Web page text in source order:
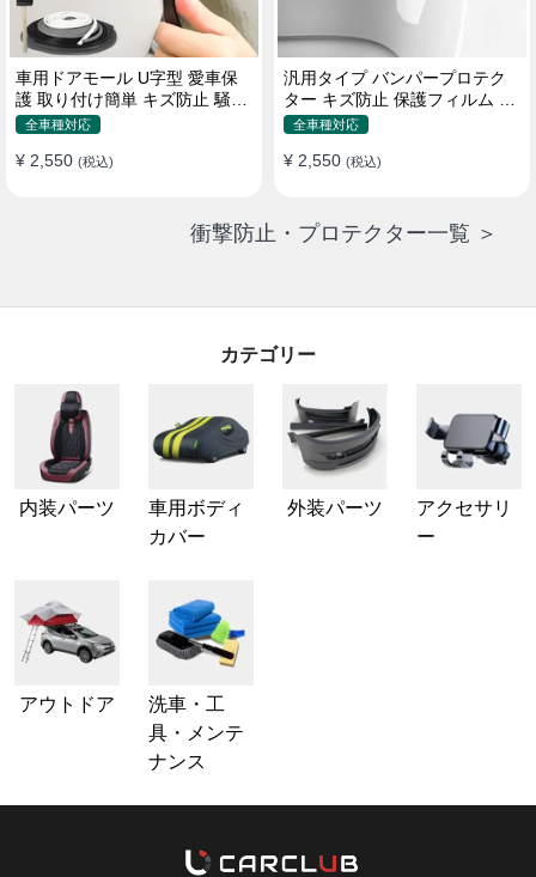
車用ドアモール U字型 愛車保
護 取り付け簡単 キズ防止 騒音
低減 5m バンパーストリップ
全車種対応
¥ 2,550 (税込)
汎用タイプ バンパープロテク
ター キズ防止 保護フィルム 取
り付け簡単 フィット感抜群
全車種対応
¥ 2,550 (税込)
衝撃防止・プロテクター一覧 ＞
カテゴリー
内装パーツ
車用ボディ
カバー
外装パーツ
アクセサリ
ー
アウトドア
洗車・工
具・メンテ
ナンス